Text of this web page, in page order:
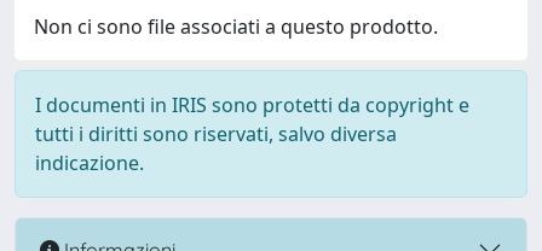
Non ci sono file associati a questo prodotto.
I documenti in IRIS sono protetti da copyright e
tutti i diritti sono riservati, salvo diversa
indicazione.